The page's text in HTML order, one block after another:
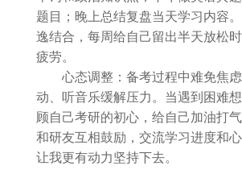
题目；晚上总结复盘当天学习内容
逸结合，每周给自己留出半天放松
疲劳。
心态调整：备考过程中难免焦虑
动、听音乐缓解压力。当遇到困难
顾自己考研的初心，给自己加油打
和研友互相鼓励，交流学习进度和
让我更有动力坚持下去。